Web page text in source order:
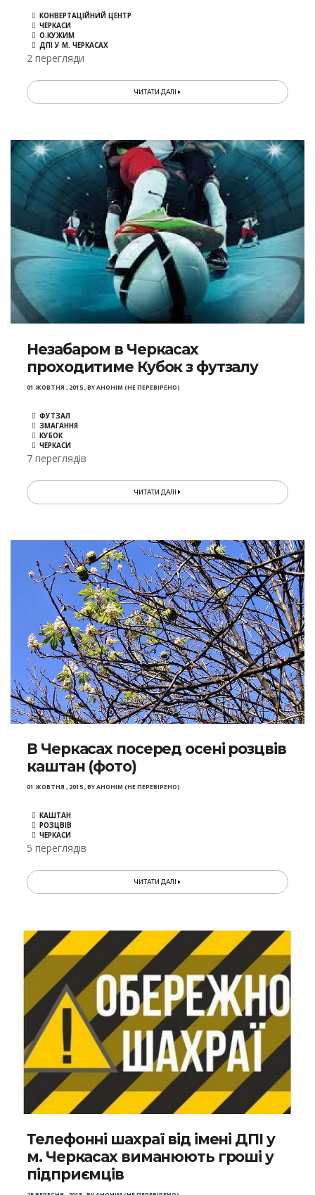
КОНВЕРТАЦІЙНИЙ ЦЕНТР
ЧЕРКАСИ
О.КУЖИМ
ДПІ У М. ЧЕРКАСАХ
2 перегляди
ЧИТАТИ ДАЛІ
Незабаром в Черкасах
проходитиме Кубок з футзалу
01 ЖОВТНЯ , 2015,BYАНОНІМ (НЕ ПЕРЕВІРЕНО)
ФУТЗАЛ
ЗМАГАННЯ
КУБОК
ЧЕРКАСИ
7 переглядів
ЧИТАТИ ДАЛІ
В Черкасах посеред осені розцвів
каштан (фото)
01 ЖОВТНЯ , 2015,BYАНОНІМ (НЕ ПЕРЕВІРЕНО)
КАШТАН
РОЗЦВІВ
ЧЕРКАСИ
5 переглядів
ЧИТАТИ ДАЛІ
Телефонні шахраї від імені ДПІ у
м. Черкасах виманюють гроші у
підприємців